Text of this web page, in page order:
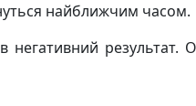
найближчим часом.
результат.